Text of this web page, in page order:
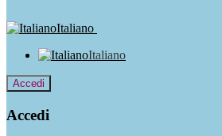
Italiano
Italiano
Accedi
Accedi